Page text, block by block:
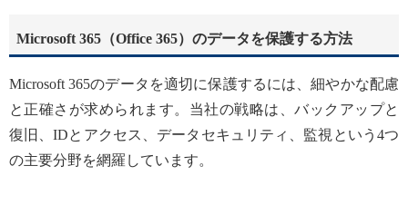
Microsoft 365（Office 365）のデータを保護する方法
Microsoft 365のデータを適切に保護するには、細やかな配慮
と正確さが求められます。当社の戦略は、バックアップと
復旧、IDとアクセス、データセキュリティ、監視という4つ
の主要分野を網羅しています。